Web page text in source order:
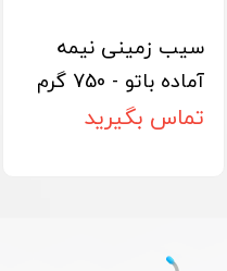
سیب زمینی نیمه
آماده باتو - 750 گرم
تماس بگیرید